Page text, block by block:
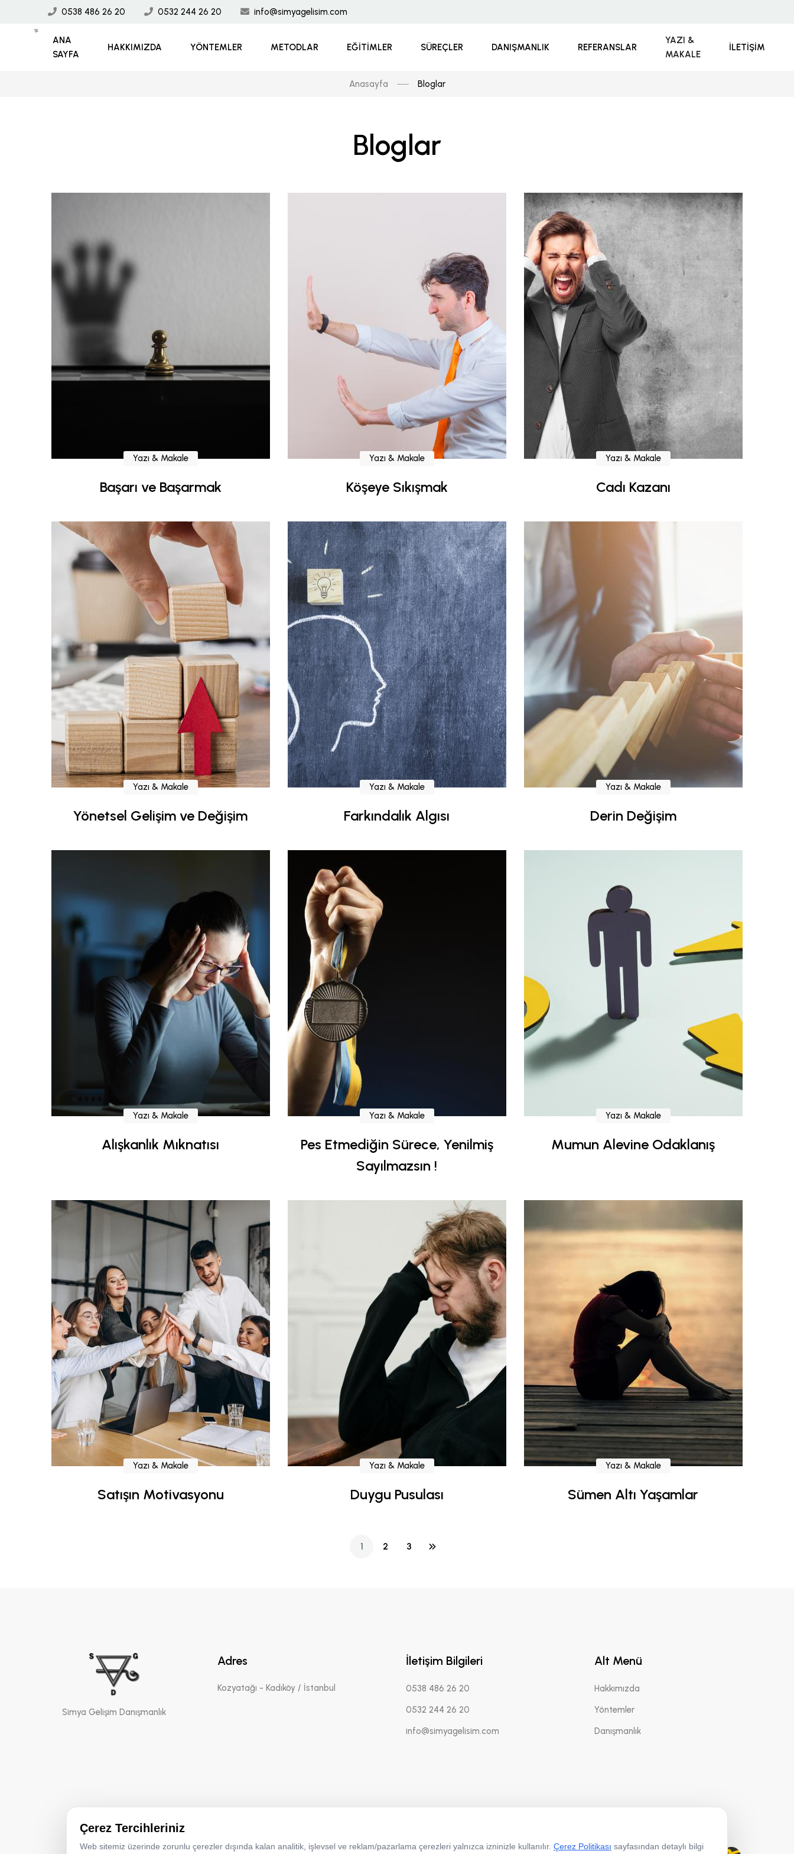
0538 486 26 20 0532 244 26 20 info@simyagelisim.com
ANA
SAYFA
HAKKIMIZDA YÖNTEMLER METODLAR EĞITIMLER SÜREÇLER DANIŞMANLIK REFERANSLAR
YAZI &
MAKALE
İLETIŞIM
Anasayfa Bloglar
Bloglar
Yazı & Makale
Başarı ve Başarmak
Yazı & Makale
Köşeye Sıkışmak
Yazı & Makale
Cadı Kazanı
Yazı & Makale
Yönetsel Gelişim ve Değişim
Yazı & Makale
Farkındalık Algısı
Yazı & Makale
Derin Değişim
Yazı & Makale
Alışkanlık Mıknatısı
Yazı & Makale
Pes Etmediğin Sürece, Yenilmiş
Sayılmazsın !
Yazı & Makale
Mumun Alevine Odaklanış
Yazı & Makale
Satışın Motivasyonu
Yazı & Makale
Duygu Pusulası
Yazı & Makale
Sümen Altı Yaşamlar
1(current)
2 3
Simya Gelişim Danışmanlık
Adres
Kozyatağı - Kadıköy / İstanbul
İletişim Bilgileri
0538 486 26 20
0532 244 26 20
info@simyagelisim.com
Alt Menü
Hakkımızda
Yöntemler
Danışmanlık
Çerez Tercihleriniz
Web sitemiz üzerinde zorunlu çerezler dışında kalan analitik, işlevsel ve reklam/pazarlama çerezleri yalnızca izninizle kullanılır. Çerez Politikası sayfasından detaylı bilgi